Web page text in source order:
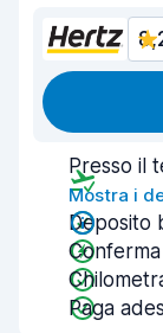
Presso il
Mostra i
Deposito
Paga